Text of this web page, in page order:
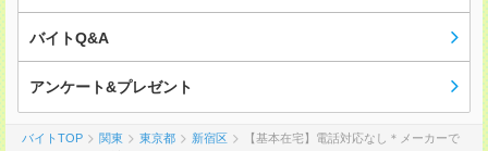
バイトQ&A
アンケート&プレゼント
バイトTOP 関東 東京都 新宿区
【基本在宅】電話対応なし＊メーカーで